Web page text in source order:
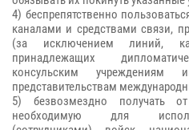
4) беспрепятственно
каналами и средствами связи,
(за исключением линий,
принадлежащих
консульским учреждениям
представительствам
5) безвозмездно получать
необходимую для